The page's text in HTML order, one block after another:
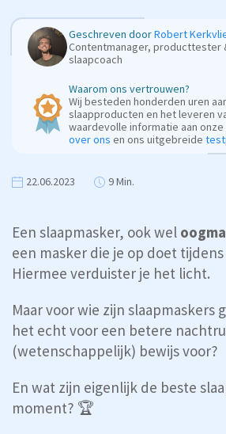
Geschreven doorRobert
Contentmanager, producttester
slaapcoach
Waarom ons vertrouwen?
Wij besteden honderden uren
slaapproducten en het leveren
waardevolle informatie aan
over ons en ons uitgebreide
22.06.2023 9 Min.
Een slaapmasker, ook wel
een masker die je op doet
Hiermee verduister je het licht.
Maar voor wie zijn slaapmaskers
het echt voor een betere
(wetenschappelijk) bewijs voor?
En wat zijn eigenlijk de beste
moment? 🏆